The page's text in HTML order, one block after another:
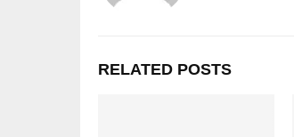
RELATED POSTS